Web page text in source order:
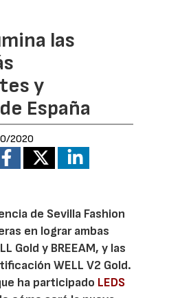
las
y
España
2020
de Sevilla Fashion
en lograr ambas
Gold y BREEAM, y las
WELL V2 Gold.
ha participado LEDS